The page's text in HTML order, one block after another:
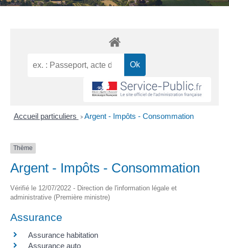
Accueil particuliers > Argent - Impôts - Consommation
Thème
Argent - Impôts - Consommation
Vérifié le 12/07/2022 - Direction de l'information légale et
administrative (Première ministre)
Assurance
Assurance habitation
Assurance auto